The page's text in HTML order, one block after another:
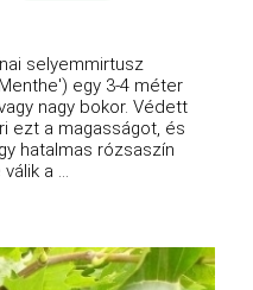
selyemmirtusz
egy 3-4 méter
nagy bokor. Védett
ezt a magasságot, és
hatalmas rózsaszín
a ...